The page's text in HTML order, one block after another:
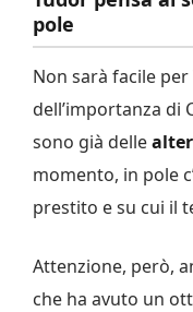
pole
Non sarà facile
dell’importanza di
sono già delle
momento, in pole
prestito e su cui il
Attenzione, però,
che ha avuto un